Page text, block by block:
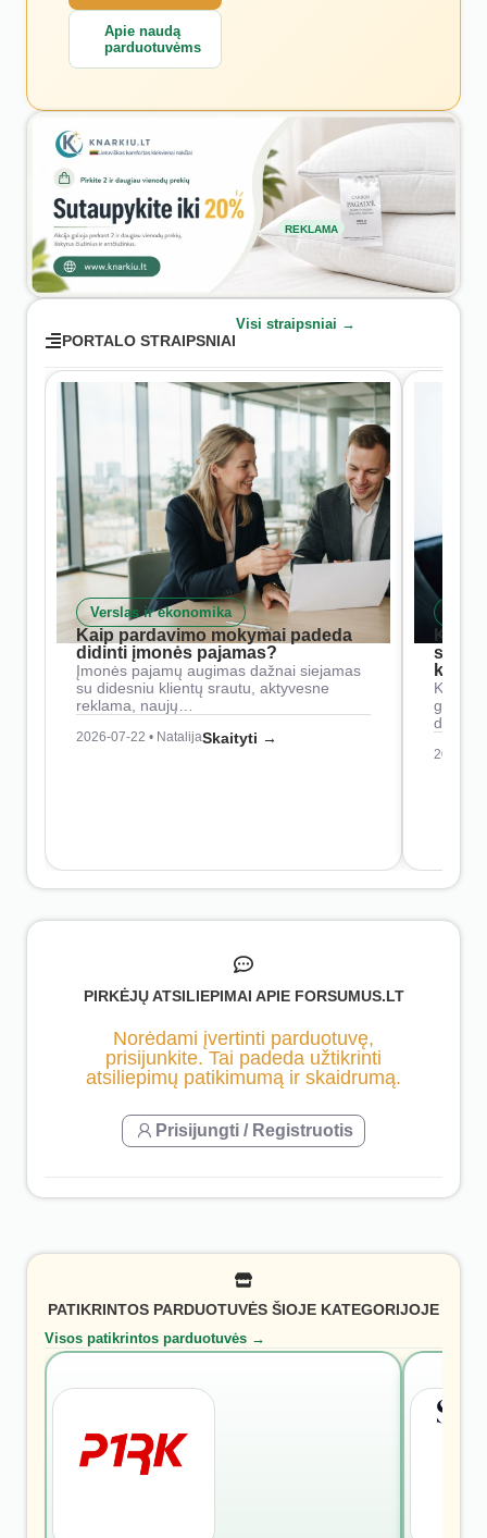
Apie naudą
parduotuvėms
REKLAMA
PORTALO STRAIPSNIAI
Visi straipsniai →
Verslas ir ekonomika
Kaip pardavimo mokymai padeda
didinti įmonės pajamas?
Įmonės pajamų augimas dažnai siejamas
su didesniu klientų srautu, aktyvesne
reklama, naujų…
2026-07-22 • NatalijaSkaityti →
Kaip
2026-
PIRKĖJŲ ATSILIEPIMAI APIE FORSUMUS.LT
Norėdami įvertinti parduotuvę,
prisijunkite. Tai padeda užtikrinti
atsiliepimų patikimumą ir skaidrumą.
Prisijungti / Registruotis
PATIKRINTOS PARDUOTUVĖS ŠIOJE KATEGORIJOJE
Visos patikrintos parduotuvės →